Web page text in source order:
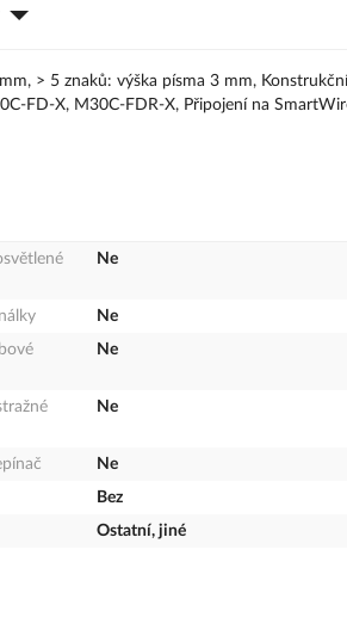
> 5 znaků: výška písma 3 mm,
FD-X, M30C-FDR-X, Připojení na
Ne
Ne
Ne
Ne
Ne
Bez
Ostatní, jiné